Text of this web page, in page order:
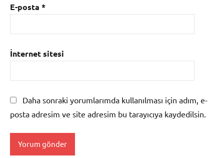
E-posta *
İnternet sitesi
Daha sonraki yorumlarımda kullanılması için adım, e-
posta adresim ve site adresim bu tarayıcıya kaydedilsin.